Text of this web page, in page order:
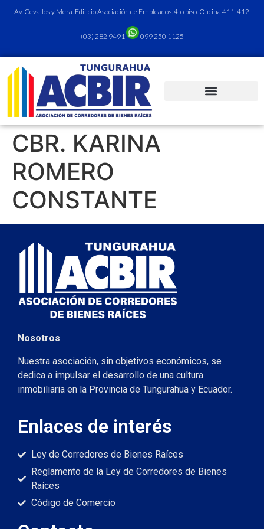
Av. Cevallos y Mera. Edificio Asociación de Empleados. 4to piso. Oficina 411-412
(03) 282 9491 099 250 1125
CBR. KARINA
ROMERO
CONSTANTE
Nosotros
Nuestra asociación, sin objetivos económicos, se
dedica a impulsar el desarrollo de una cultura
inmobiliaria en la Provincia de Tungurahua y Ecuador.
Enlaces de interés
Ley de Corredores de Bienes Raíces
Reglamento de la Ley de Corredores de Bienes
Raíces
Código de Comercio